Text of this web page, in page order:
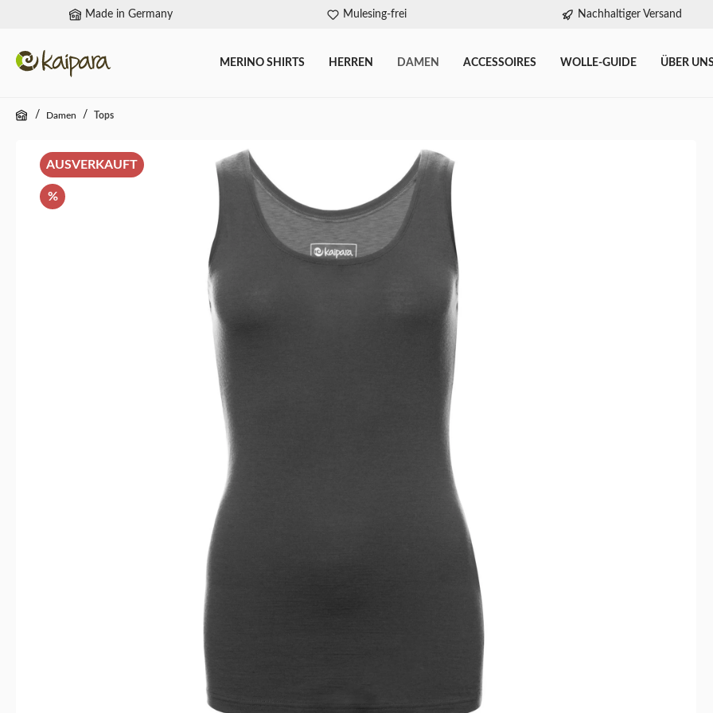
Zur Hauptnavigation springen
Made in Germany Mulesing-frei Nachhaltiger Versand
MERINO SHIRTS HERREN DAMEN ACCESSOIRES WOLLE-GUIDE ÜBER
/ Damen / Tops
AUSVERKAUFT
%